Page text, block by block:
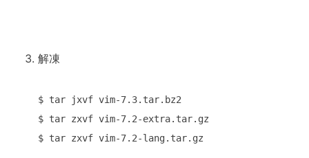
解凍
$ tar jxvf vim-7.3.tar.bz2
$ tar zxvf vim-7.2-extra.tar.gz
$ tar zxvf vim-7.2-lang.tar.gz